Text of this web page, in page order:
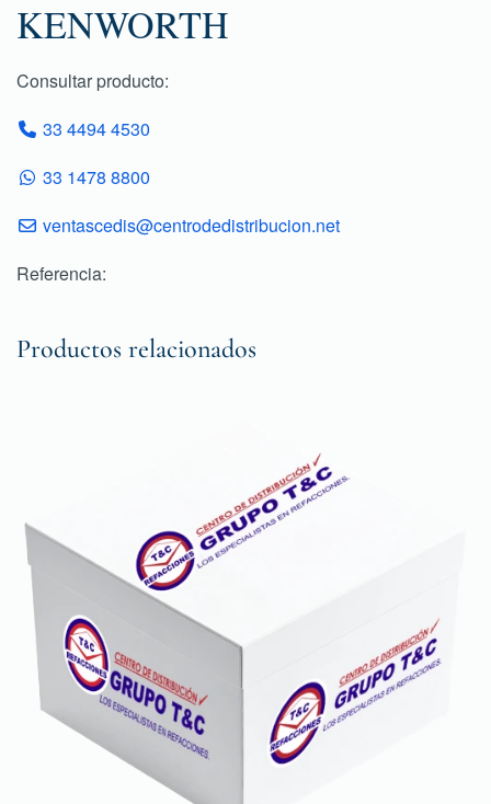
KENWORTH
Consultar producto:
33 4494 4530
33 1478 8800
ventascedis@centrodedistribucion.net
Referencia:
Productos relacionados